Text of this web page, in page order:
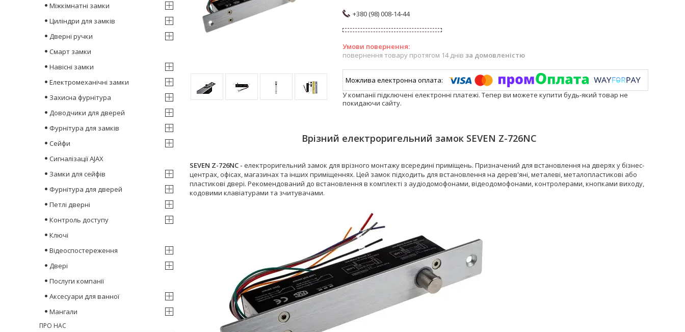
+380 (98) 008-14-44
повернення товару протягом 14 днів за домовленістю
У компанії підключені електронні платежі. Тепер ви можете купити будь-який товар не
покидаючи сайту.
Врізний електроригельний замок SEVEN Z-726NC
SEVEN Z-726NC - електроригельний замок для врізного монтажу всередині приміщень. Призначений для встановлення на дверях у бізнес-
центрах, офісах, магазинах та інших приміщеннях. Цей замок підходить для встановлення на дерев'яні, металеві, металопластикові або
пластикові двері. Рекомендований до встановлення в комплекті з аудіодомофонами, відеодомофонами, контролерами, кнопками виходу,
кодовими клавіатурами та зчитувачами.
Міжкімнатні замки
Циліндри для замків
Дверні ручки
Смарт замки
Навісні замки
Електромеханічні замки
Захисна фурнітура
Доводчики для дверей
Фурнітура для замків
Сейфи
Сигналізації AJAX
Замки для сейфів
Фурнітура для дверей
Петлі дверні
Контроль доступу
Ключі
Відеоспостереження
Двері
Послуги компанії
Аксесуари для ванної
Мангали
ПРО НАС